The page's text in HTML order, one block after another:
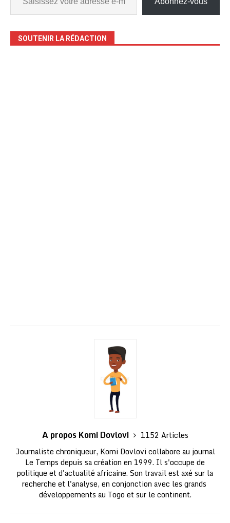
SOUTENIR LA RÉDACTION
A propos Komi Dovlovi
1152 Articles
Journaliste chroniqueur, Komi Dovlovi collabore au journal
Le Temps depuis sa création en 1999. Il s'occupe de
politique et d'actualité africaine. Son travail est axé sur la
recherche et l'analyse, en conjonction avec les grands
développements au Togo et sur le continent.